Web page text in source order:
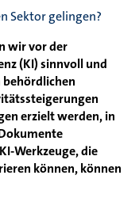
Sektor gelingen?
wir vor der
(KI) sinnvoll und
erzielt werden, in
Werkzeuge, die
können, können